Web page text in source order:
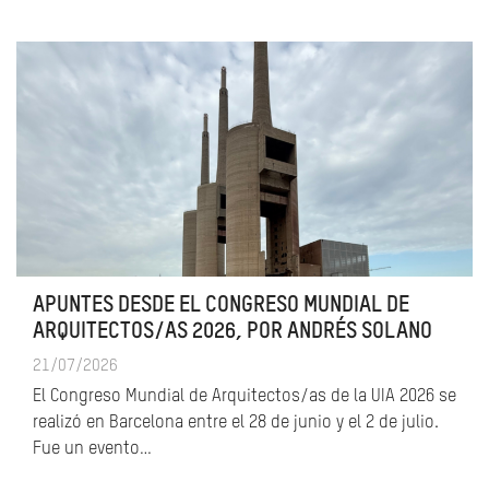
APUNTES DESDE EL CONGRESO MUNDIAL DE
ARQUITECTOS/AS 2026, POR ANDRÉS SOLANO
21/07/2026
El Congreso Mundial de Arquitectos/as de la UIA 2026 se
realizó en Barcelona entre el 28 de junio y el 2 de julio.
Fue un evento…